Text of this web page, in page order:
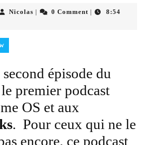
Nicolas Nicolas0 Comment
8:54
épisode du
premier podcast
OS et aux
. Pour ceux qui ne le
encore, ce podcast